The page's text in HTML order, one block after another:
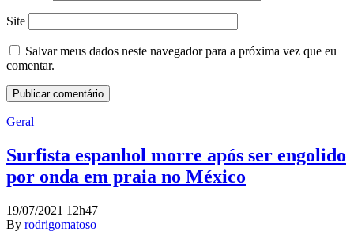
Site
Salvar meus dados neste navegador para a próxima vez que eu
comentar.
Geral
Surfista espanhol morre após ser engolido
por onda em praia no México
19/07/2021 12h47
By rodrigomatoso